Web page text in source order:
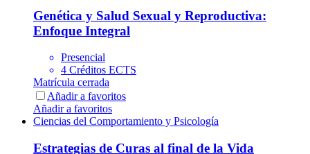
Genética y Salud Sexual y Reproductiva:
Enfoque Integral
Presencial
4 Créditos ECTS
Matrícula cerrada
Añadir a favoritos
Añadir a favoritos
Ciencias del Comportamiento y Psicología
Estrategias de Curas al final de la Vida